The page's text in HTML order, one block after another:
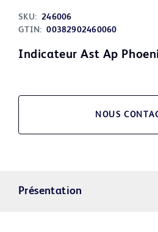
SKU: 246006
GTIN: 00382902460060
Indicateur Ast Ap
NOUS
Présentation